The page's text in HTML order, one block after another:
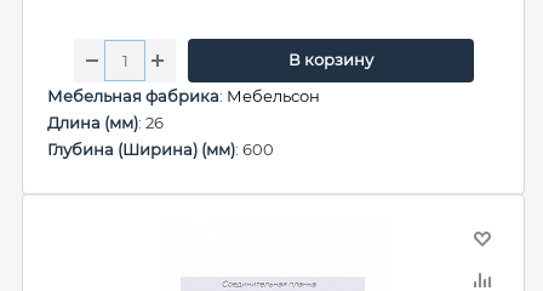
В корзину
Мебельная фабрика: Мебельсон
Длина (мм): 26
Глубина (Ширина) (мм): 600